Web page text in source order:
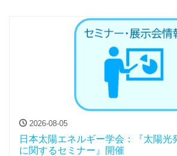
2026-08-05
日本太陽エネルギー学会：『太陽光
に関するセミナー』開催